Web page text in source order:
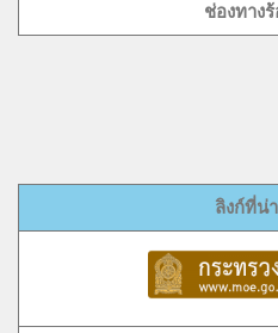
ช่องทางร้
ลิงก์ที่น่